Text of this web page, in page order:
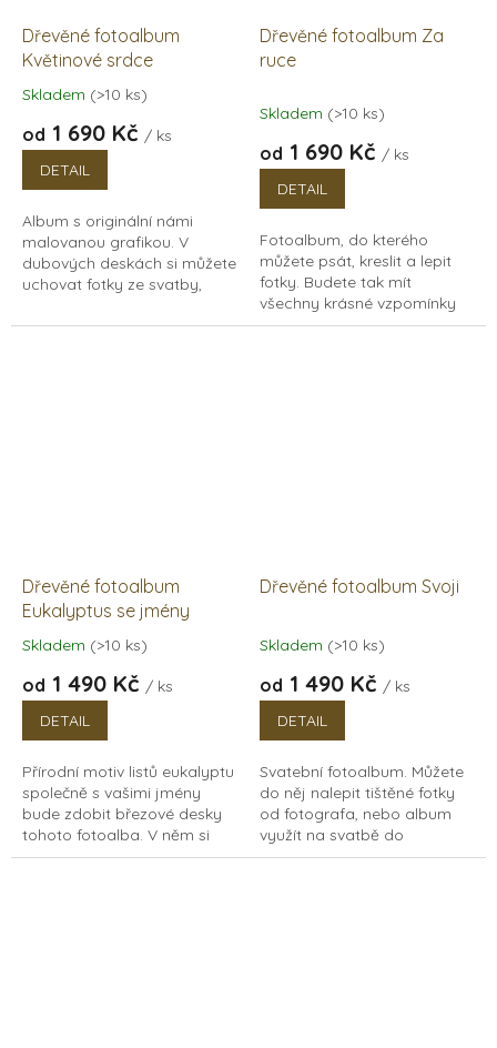
Dřevěné fotoalbum
Květinové srdce
Průměrné
produktu
5,0
5
hvězdiček.
Skladem (>10 ks)
od 1 690 Kč / ks
DETAIL
Album s originální námi
malovanou grafikou. V
dubových deskách si můžete
uchovat fotky ze svatby,
jakékoliv významné události.
Dřevěné fotoalbum Za
ruce
Skladem (>10 ks)
od 1 690 Kč / ks
DETAIL
Fotoalbum, do kterého
můžete psát, kreslit a lepit
fotky. Budete tak mít
všechny krásné vzpomínky
pohromadě. Luxusní
Dřevěné fotoalbum
Eukalyptus se jmény
Průměrné
produktu
5,0
5
hvězdiček.
Skladem (>10 ks)
od 1 490 Kč / ks
DETAIL
Přírodní motiv listů eukalyptu
společně s vašimi jmény
bude zdobit březové desky
tohoto fotoalba. V něm si
uchováte fotky z vašich
Dřevěné fotoalbum Svoji
Průměrné
produktu
5,0
5
hvězdiček.
Skladem (>10 ks)
od 1 490 Kč / ks
DETAIL
Svatební fotoalbum. Můžete
do něj nalepit tištěné fotky
od fotografa, nebo album
využít na svatbě do
fotokoutku. Luxusní dřevěné